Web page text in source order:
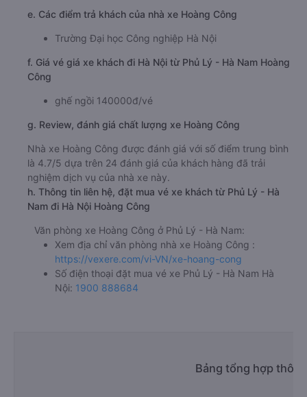
e. Các điểm trả khách của nhà xe Hoàng Công
Trường Đại học Công nghiệp Hà Nội
f. Giá vé giá xe khách đi Hà Nội từ Phủ Lý - Hà Nam Hoàng
Công
ghế ngồi 140000đ/vé
g. Review, đánh giá chất lượng xe Hoàng Công
Nhà xe Hoàng Công được đánh giá với số điểm trung bình
là 4.7/5 dựa trên 24 đánh giá của khách hàng đã trải
nghiệm dịch vụ của nhà xe này.
h. Thông tin liên hệ, đặt mua vé xe khách từ Phủ Lý - Hà
Nam đi Hà Nội Hoàng Công
Văn phòng xe Hoàng Công ở Phủ Lý - Hà Nam:
Xem địa chỉ văn phòng nhà xe Hoàng Công :
https://vexere.com/vi-VN/xe-hoang-cong
Số điện thoại đặt mua vé xe Phủ Lý - Hà Nam Hà
Nội: 1900 888684
Bảng tổng hợp